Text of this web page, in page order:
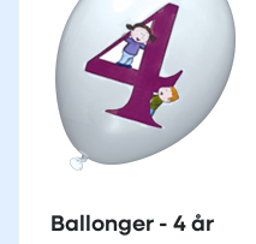
Ballonger - 4 år